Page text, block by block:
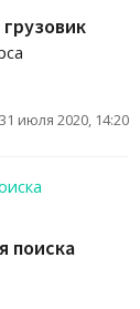
31 июля 2020, 14:20
поиска